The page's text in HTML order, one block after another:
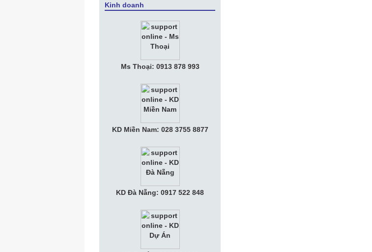
SmartTV, điều hòa, tủ lạnh thông minh”
• VNPT hỗ trợ Cổng thông tin giúp Hà
Nam, Phú Yên phát triển du lịch thông
• Giới Thiệu Tổng Quan Công Ty Tia
• Thư Mời Họp Mặt "Kỷ Niệm 10 Năm
Thành Lập Tia Sáng Telecom"
mềm bán hàng phủ khắp Việt Nam với
• Tuyển Nhân viên Kế Toán Văn phòng
• Tuyển Nhân Viên Kinh Doanh
• Apple muốn chia tay Amazon, tự làm
trung tâm dữ liệu riêng
Kinh doanh
Ms Thoại: 0913 878 993
KD Miền Nam: 028 3755 8877
KD Đà Nẵng: 0917 522 848